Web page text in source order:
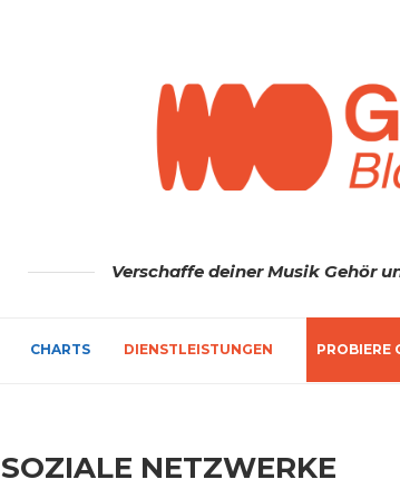
Verschaffe deiner Musik Gehör
CHARTS DIENSTLEISTUNGEN PROBIERE
SOZIALE NETZWERKE